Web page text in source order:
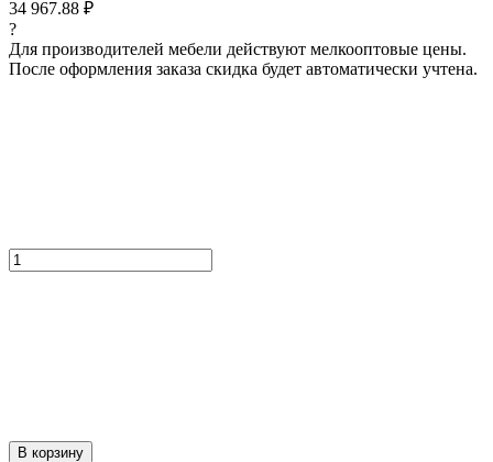
34 967.88 ₽
?
Для производителей мебели действуют мелкооптовые цены.
После оформления заказа скидка будет автоматически учтена.
В корзину